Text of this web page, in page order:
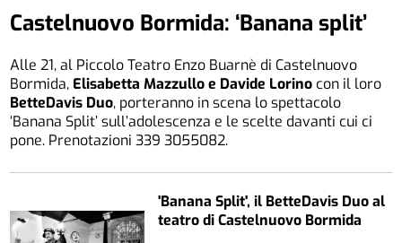
Castelnuovo Bormida: ‘Banana split’
Alle 21, al Piccolo Teatro Enzo Buarnè di Castelnuovo
Bormida, Elisabetta Mazzullo e Davide Lorino con il loro
BetteDavis Duo, porteranno in scena lo spettacolo
‘Banana Split’ sull’adolescenza e le scelte davanti cui ci
pone. Prenotazioni 339 3055082.
'Banana Split', il BetteDavis Duo al
teatro di Castelnuovo Bormida